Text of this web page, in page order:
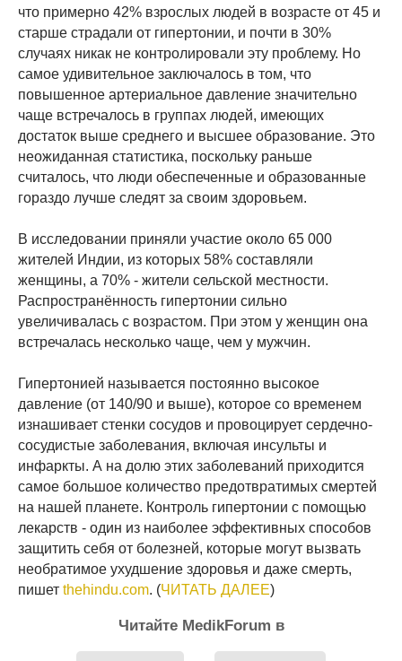
что примерно 42% взрослых людей в возрасте от 45 и
старше страдали от гипертонии, и почти в 30%
случаях никак не контролировали эту проблему. Но
самое удивительное заключалось в том, что
повышенное артериальное давление значительно
чаще встречалось в группах людей, имеющих
достаток выше среднего и высшее образование. Это
неожиданная статистика, поскольку раньше
считалось, что люди обеспеченные и образованные
гораздо лучше следят за своим здоровьем.
В исследовании приняли участие около 65 000
жителей Индии, из которых 58% составляли
женщины, а 70% - жители сельской местности.
Распространённость гипертонии сильно
увеличивалась с возрастом. При этом у женщин она
встречалась несколько чаще, чем у мужчин.
Гипертонией называется постоянно высокое
давление (от 140/90 и выше), которое со временем
изнашивает стенки сосудов и провоцирует сердечно-
сосудистые заболевания, включая инсульты и
инфаркты. А на долю этих заболеваний приходится
самое большое количество предотвратимых смертей
на нашей планете. Контроль гипертонии с помощью
лекарств - один из наиболее эффективных способов
защитить себя от болезней, которые могут вызвать
необратимое ухудшение здоровья и даже смерть,
пишет thehindu.com. (ЧИТАТЬ ДАЛЕЕ)
Читайте MedikForum в